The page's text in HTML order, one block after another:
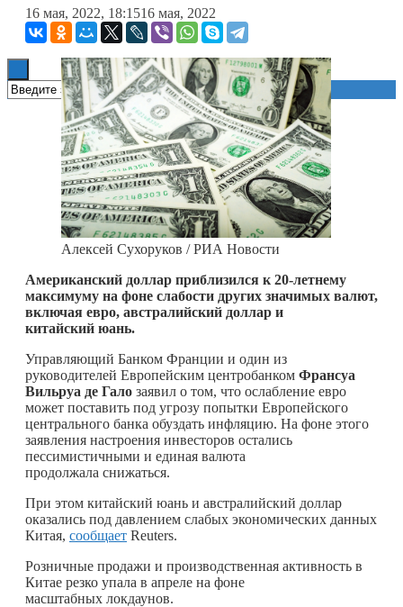
Книги
16 мая, 2022, 18:1516 мая, 2022
Алексей Сухоруков / РИА Новости
Американский доллар приблизился к 20-летнему
максимуму на фоне слабости других значимых валют,
включая евро, австралийский доллар и
китайский юань.
Управляющий Банком Франции и один из
руководителей Европейским центробанком Франсуа
Вильруа де Гало заявил о том, что ослабление евро
может поставить под угрозу попытки Европейского
центрального банка обуздать инфляцию. На фоне этого
заявления настроения инвесторов остались
пессимистичными и единая валюта
продолжала снижаться.
При этом китайский юань и австралийский доллар
оказались под давлением слабых экономических данных
Китая, сообщает Reuters.
Розничные продажи и производственная активность в
Китае резко упала в апреле на фоне
масштабных локдаунов.